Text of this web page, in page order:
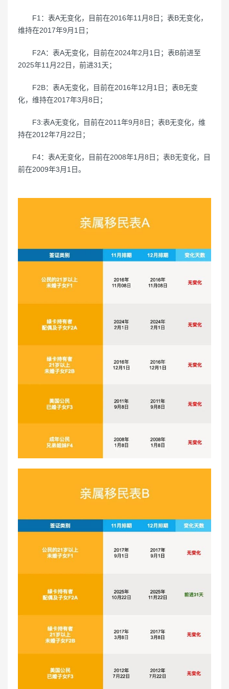
F1：表A无变化，目前在2016年11月8日；表B无变化，
维持在2017年9月1日；
F2A：表A无变化，目前在2024年2月1日；表B前进至
2025年11月22日，前进31天；
F2B：表A无变化，目前在2016年12月1日；表B无变
化，维持在2017年3月8日；
F3:表A无变化，目前在2011年9月8日；表B无变化，维
持在2012年7月22日；
F4：表A无变化，目前在2008年1月8日；表B无变化，目
前在2009年3月1日。